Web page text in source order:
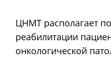
ЦНМТ располагает
реабилитации
онкологической